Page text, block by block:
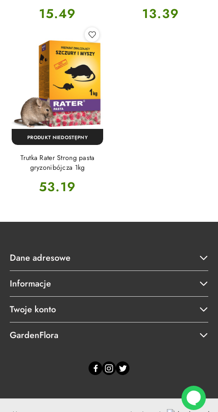
Cena:
15.49 Cena:
13.39
Trutka Rater Strong pasta
gryzonibójcza 1kg
Cena:
53.19
PRODUKT NIEDOSTĘPNY
Dane adresowe
Informacje
Twoje konto
GardenFlora